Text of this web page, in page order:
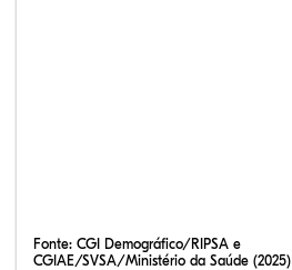
Fonte: CGI Demográfico/RIPSA e
CGIAE/SVSA/Ministério da Saúde (2025)